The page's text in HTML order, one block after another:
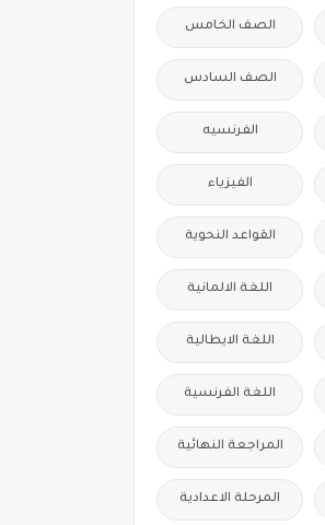
الصف الخامس
الصف السادس
الفرنسيه
الفيزياء
القواعد النحوية
اللغة الالمانية
اللغة الايطالية
اللغة الفرنسية
المراجعة النهائية
المرحلة الاعدادية